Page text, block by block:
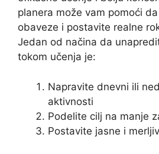
planera može vam pomoći
obaveze i postavite realne
Jedan od načina da
tokom učenja je:
Napravite dnevni ili
aktivnosti
Podelite cilj na manje
Postavite jasne i